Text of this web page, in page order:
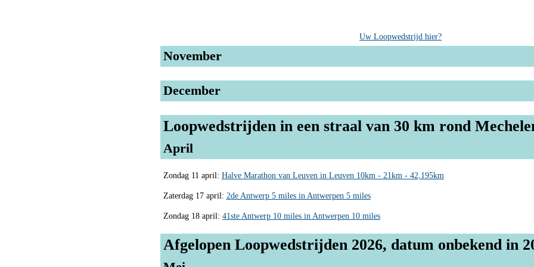
Uw Loopwedstrijd hier?
November
December
Loopwedstrijden in een straal van 30 km rond
April
Zondag 11 april: Halve Marathon van Leuven in Leuven 10km - 21km - 42,195km
Zaterdag 17 april: 2de Antwerp 5 miles in Antwerpen 5 miles
Zondag 18 april: 41ste Antwerp 10 miles in Antwerpen 10 miles
Afgelopen Loopwedstrijden 2026, datum onbekend in